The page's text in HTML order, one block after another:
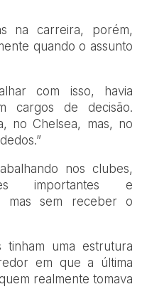
na carreira, porém,
quando o assunto
com isso, havia
cargos de decisão.
no Chelsea, mas, no
nos clubes,
importantes e
mas sem receber o
tinham uma estrutura
em que a última
realmente tomava